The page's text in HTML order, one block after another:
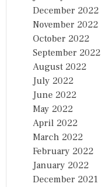
December 2022
November 2022
October 2022
September 2022
August 2022
July 2022
June 2022
May 2022
April 2022
March 2022
February 2022
January 2022
December 2021